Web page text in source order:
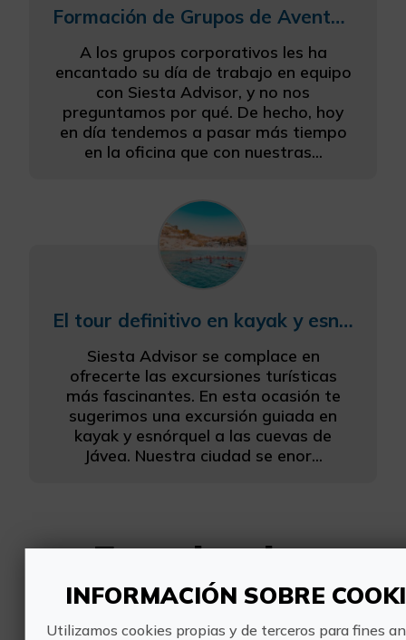
Formación de Grupos de Aventuras al aire libre
A los grupos corporativos les ha
encantado su día de trabajo en equipo
con Siesta Advisor, y no nos
preguntamos por qué. De hecho, hoy
en día tendemos a pasar más tiempo
en la oficina que con nuestras...
El tour definitivo en kayak y esnórquel en una cueva marina
Siesta Advisor se complace en
ofrecerte las excursiones turísticas
más fascinantes. En esta ocasión te
sugerimos una excursión guiada en
kayak y esnórquel a las cuevas de
Jávea. Nuestra ciudad se enor...
Experiencias
cercanas
INFORMACIÓN SOBRE
Utilizamos cookies propias y de terceros para fines